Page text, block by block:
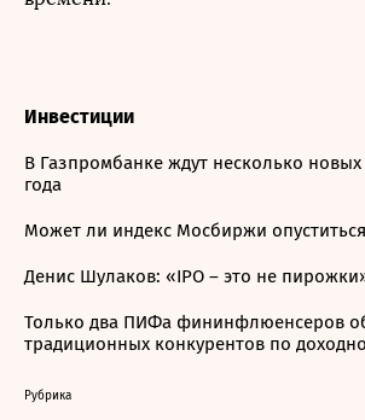
Инвестиции
В Газпромбанке ждут несколько
года
Может ли индекс Мосбиржи
Денис Шулаков: «IPO – это не
Только два ПИФа фининфлюенсеров
традиционных конкурентов по
Рубрика